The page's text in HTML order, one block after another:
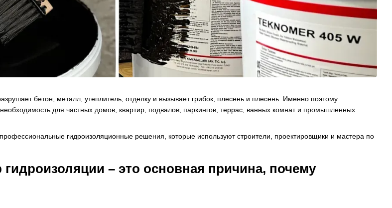
бетон, металл, утеплитель, отделку и вызывает грибок, плесень и плесень. Именно поэтому
для частных домов, квартир, подвалов, паркингов, террас, ванных комнат и промышленных
гидроизоляционные решения, которые используют строители, проектировщики и мастера по
– это основная причина, почему